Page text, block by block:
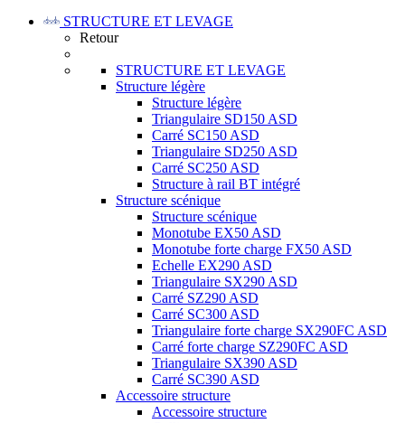
STRUCTURE ET LEVAGE
Retour
STRUCTURE ET LEVAGE
Structure légère
Structure légère
Triangulaire SD150 ASD
Carré SC150 ASD
Triangulaire SD250 ASD
Carré SC250 ASD
Structure à rail BT intégré
Structure scénique
Structure scénique
Monotube EX50 ASD
Monotube forte charge FX50 ASD
Echelle EX290 ASD
Triangulaire SX290 ASD
Carré SZ290 ASD
Carré SC300 ASD
Triangulaire forte charge SX290FC ASD
Carré forte charge SZ290FC ASD
Triangulaire SX390 ASD
Carré SC390 ASD
Accessoire structure
Accessoire structure